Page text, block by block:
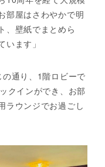
部屋はさわやかで明
、壁紙でまとめら
ます」
通り、1階ロビーで
クインができ、お部
ラウンジでお過ごし